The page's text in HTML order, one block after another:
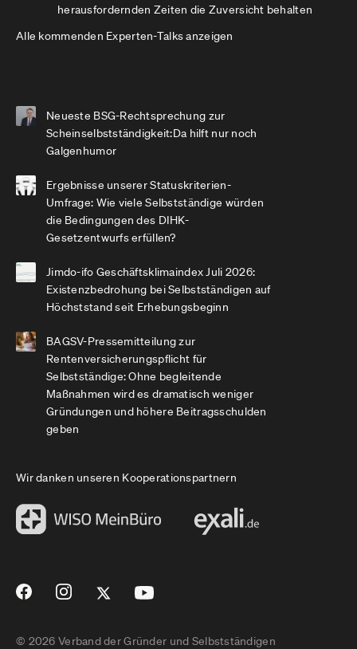
herausfordernden Zeiten die Zuversicht behalten
Alle kommenden Experten-Talks anzeigen
Neueste BSG-Rechtsprechung zur
Scheinselbstständigkeit:Da hilft nur noch
Galgenhumor
Ergebnisse unserer Statuskriterien-
Umfrage: Wie viele Selbstständige würden
die Bedingungen des DIHK-
Gesetzentwurfs erfüllen?
Jimdo-ifo Geschäftsklimaindex Juli 2026:
Existenzbedrohung bei Selbstständigen auf
Höchststand seit Erhebungsbeginn
BAGSV-Pressemitteilung zur
Rentenversicherungspflicht für
Selbstständige: Ohne begleitende
Maßnahmen wird es dramatisch weniger
Gründungen und höhere Beitragsschulden
geben
Wir danken unseren Kooperationspartnern
© 2026 Verband der Gründer und Selbstständigen